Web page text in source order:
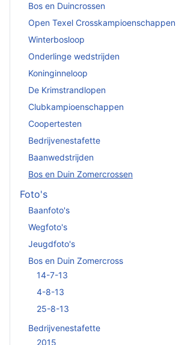
Bos en Duincrossen
Open Texel Crosskampioenschappen
Winterbosloop
Onderlinge wedstrijden
Koninginneloop
De Krimstrandlopen
Clubkampioenschappen
Coopertesten
Bedrijvenestafette
Baanwedstrijden
Bos en Duin Zomercrossen
Foto's
Baanfoto's
Wegfoto's
Jeugdfoto's
Bos en Duin Zomercross
14-7-13
4-8-13
25-8-13
Bedrijvenestafette
2015